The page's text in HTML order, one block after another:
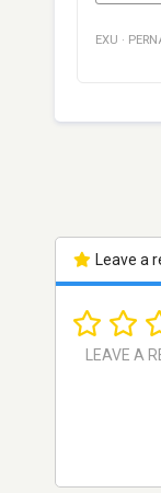
EXU ·
Leave a